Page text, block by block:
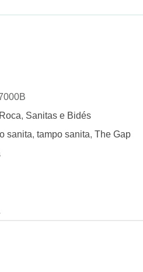
Roca, Sanitas e Bidés
sanita, tampo sanita, The Gap